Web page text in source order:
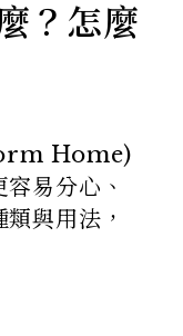
？怎麼
Home)
易分心、
與用法，